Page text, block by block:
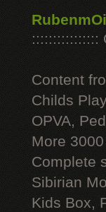
::::::::::::::::
Content
Childs
OPVA,
More
Complete
Sibirian
Kids Box,